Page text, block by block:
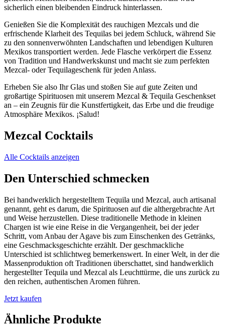
sicherlich einen bleibenden Eindruck hinterlassen.
Genießen Sie die Komplexität des rauchigen Mezcals und die
erfrischende Klarheit des Tequilas bei jedem Schluck, während Sie
zu den sonnenverwöhnten Landschaften und lebendigen Kulturen
Mexikos transportiert werden. Jede Flasche verkörpert die Essenz
von Tradition und Handwerkskunst und macht sie zum perfekten
Mezcal- oder Tequilageschenk für jeden Anlass.
Erheben Sie also Ihr Glas und stoßen Sie auf gute Zeiten und
großartige Spirituosen mit unserem Mezcal & Tequila Geschenkset
an – ein Zeugnis für die Kunstfertigkeit, das Erbe und die freudige
Atmosphäre Mexikos. ¡Salud!
Mezcal Cocktails
Alle Cocktails anzeigen
Den Unterschied schmecken
Bei handwerklich hergestelltem Tequila und Mezcal, auch artisanal
genannt, geht es darum, die Spirituosen auf die althergebrachte Art
und Weise herzustellen. Diese traditionelle Methode in kleinen
Chargen ist wie eine Reise in die Vergangenheit, bei der jeder
Schritt, vom Anbau der Agave bis zum Einschenken des Getränks,
eine Geschmacksgeschichte erzählt. Der geschmackliche
Unterschied ist schlichtweg bemerkenswert. In einer Welt, in der die
Massenproduktion oft Traditionen überschattet, sind handwerklich
hergestellter Tequila und Mezcal als Leuchttürme, die uns zurück zu
den reichen, authentischen Aromen führen.
Jetzt kaufen
Ähnliche Produkte